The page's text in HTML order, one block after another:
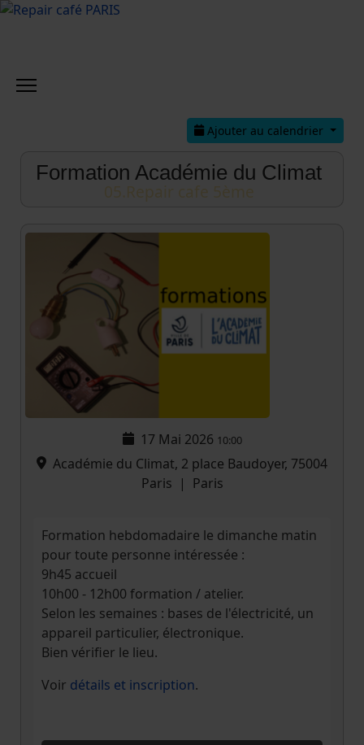
Ajouter au calendrier
Formation Académie du Climat
17 Mai 2026 10:00
Académie du Climat, 2 place Baudoyer, 75004
Paris | Paris
Formation hebdomadaire le dimanche matin
pour toute personne intéressée :
9h45 accueil
10h00 - 12h00 formation / atelier.
Selon les semaines : bases de l'électricité, un
appareil particulier, électronique.
Bien vérifier le lieu.
Voir détails et inscription.